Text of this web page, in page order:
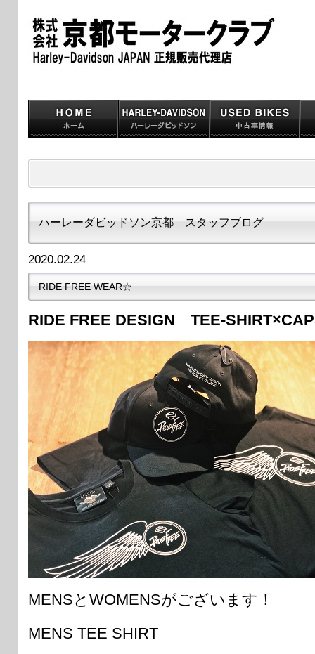
ハーレーダビッドソン京都 スタッフブログ
2020.02.24
RIDE FREE WEAR☆
RIDE FREE DESIGN TEE-
MENSとWOMENSがございます！
MENS TEE SHIRT